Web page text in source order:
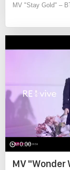
MV "Stay Gold" –
0:00
MV "Wonder